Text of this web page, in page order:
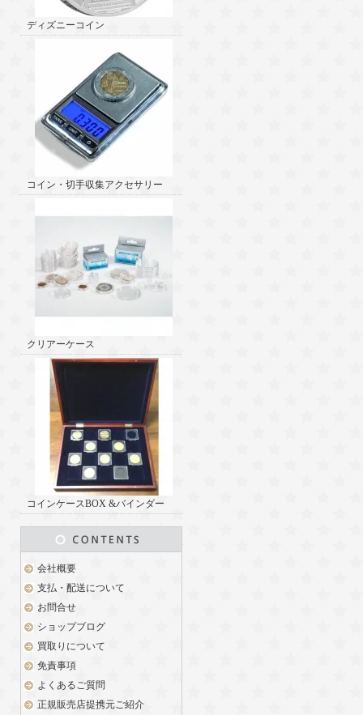
ディズニーコイン
コイン・切手収集アクセサリー
クリアーケース
コインケースBOX &バインダー
会社概要
支払・配送について
お問合せ
ショップブログ
買取りについて
免責事項
よくあるご質問
正規販売店提携元ご紹介